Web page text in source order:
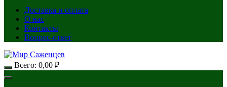
Доставка и оплата
О нас
Контакты
Вопрос-ответ
Всего: 0,00 ₽